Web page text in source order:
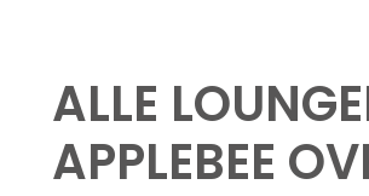
ALLE
APPLEBEE